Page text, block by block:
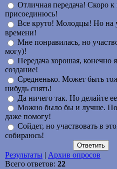
Отличная передача! Скоро к
присоединюсь!
Все круто! Молодцы! Но на
времени!
Мне понравилась, но
могу)!
Передача хорошая, конечно
создание!
Средненько. Может быть
нибудь снять!
Да ничего так. Но делайте
Можно было бы и лучше.
даже помогу!
Сойдет, но участвовать в
собираюсь!
Результаты | Архив опросов
Всего ответов: 22